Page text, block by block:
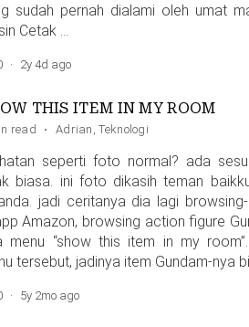
sudah pernah dialami oleh umat
Cetak …
· 2y 4d ago
THIS ITEM IN MY ROOM
read · Adrian ,Teknologi
seperti foto normal? ada
biasa. ini foto dikasih teman
jadi ceritanya dia lagi
Amazon, browsing action figure
menu “show this item in my
tersebut, jadinya item Gundam-nya
· 5y 2mo ago